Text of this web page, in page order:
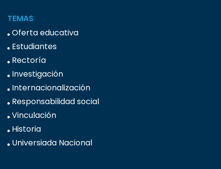
TEMAS
Oferta educativa
Estudiantes
Rectoría
Investigación
Internacionalización
Responsabilidad social
Vinculación
Historia
Universiada Nacional